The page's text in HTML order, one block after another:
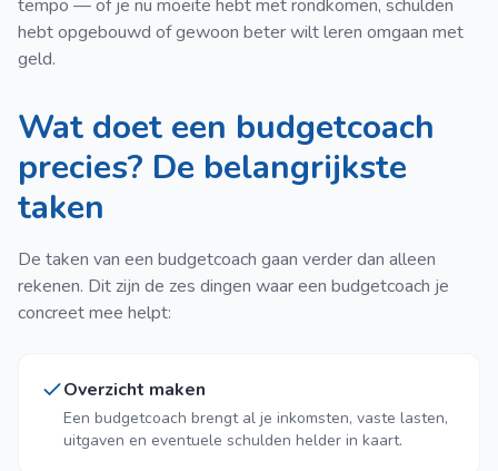
tempo — of je nu moeite hebt met rondkomen, schulden
hebt opgebouwd of gewoon beter wilt leren omgaan met
geld.
Wat doet een budgetcoach
precies? De belangrijkste
taken
De taken van een budgetcoach gaan verder dan alleen
rekenen. Dit zijn de zes dingen waar een budgetcoach je
concreet mee helpt:
Overzicht maken
Een budgetcoach brengt al je inkomsten, vaste lasten,
uitgaven en eventuele schulden helder in kaart.